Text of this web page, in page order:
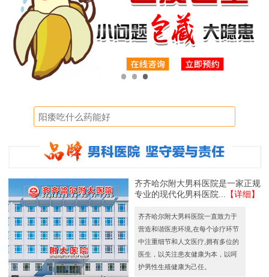
齐齐哈尔附大男科医院是一家正规
专业的现代化男科医院...
【详细】
齐齐哈尔附大男科医院一直致力于
营造和谐医患环境,在每个诊疗环节
中注重细节和人文医疗,拥有多位的
医生，以关注患友健康为本，以呵
护男性生殖健康为己任。